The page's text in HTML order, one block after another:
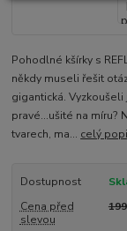
Pohodlné kšírky s
někdy museli řešit
gigantická.
pravé...ušité na míru?
tvarech, ma... celý
Dostupnost
Cena před
slevou